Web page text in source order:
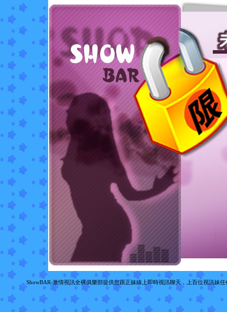
ShowBAR-激情視訊全裸俱樂部提供您跟正妹線上即時視訊聊天，上百位視訊妹